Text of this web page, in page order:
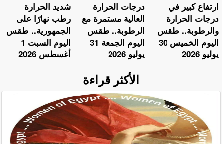
​شديد الحرارة
رطب نهارًا على
الجمهورية.. طقس
اليوم السبت 1
أغسطس 2026
​درجات الحرارة
العالية مستمرة مع
الرطوبة.. طقس
اليوم الجمعة 31
يوليو 2026
ارتفاع كبير في
درجات الحرارة
والرطوبة.. طقس
اليوم الخميس 30
يوليو 2026
الأكثر قراءة